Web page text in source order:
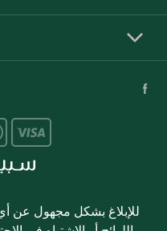
للإبلاغ بشكل مجهول عن